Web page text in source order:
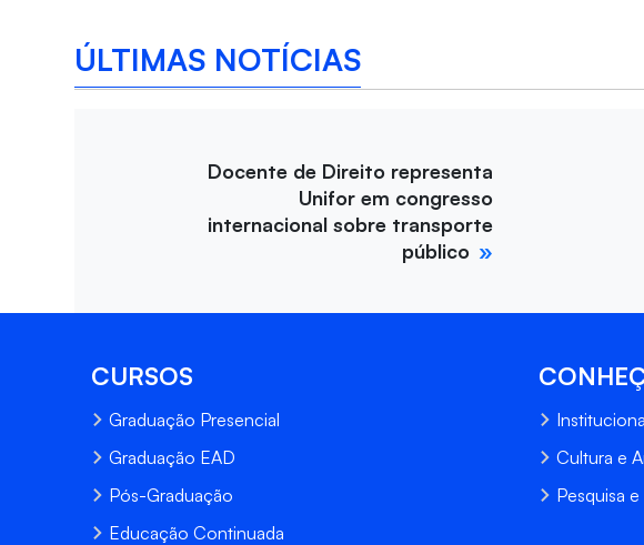
ÚLTIMAS NOTÍCIAS
Docente de Direito representa
Unifor em congresso
internacional sobre transporte
público
CURSOS
Graduação Presencial
Graduação EAD
Pós-Graduação
Educação Continuada
Cultura e
Pesquisa